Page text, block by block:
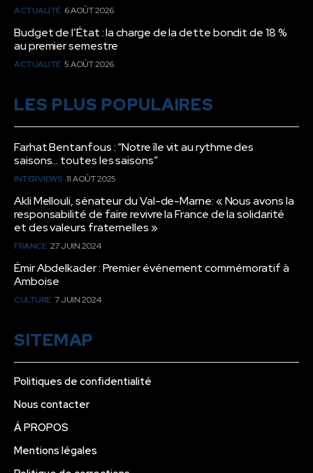
ACTUALITÉ 6 AOÛT 2026
Budget de l’État : la charge de la dette bondit de 18 %
au premier semestre
ACTUALITÉ 5 AOÛT 2026
LES PLUS POPULAIRES
Farhat Bentanfous : “Notre île vit au rythme des
saisons… toutes les saisons”
INTERVIEWS 11 AOÛT 2025
Akli Mellouli, sénateur du Val-de-Marne: « Nous avons la
responsabilité de faire revivre la France de la solidarité
et des valeurs fraternelles »
FRANCE 27 JUIN 2024
Émir Abdelkader : Premier événement commémoratif à
Amboise
CULTURE 7 JUIN 2024
SITEMAP
Politiques de confidentialité
Nous contacter
Á PROPOS
Mentions légales